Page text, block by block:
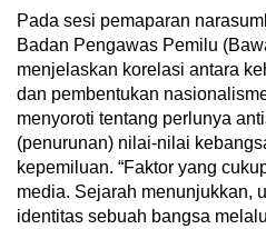
Pada sesi pemaparan
Badan Pengawas Pemilu
menjelaskan korelasi antara
dan pembentukan
menyoroti tentang perlunya
(penurunan) nilai-nilai
kepemiluan. “Faktor yang
media. Sejarah menunjukkan,
identitas sebuah bangsa